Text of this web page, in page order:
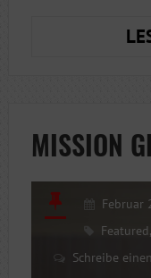
MISSION
Februar
Featured,
Schreibe